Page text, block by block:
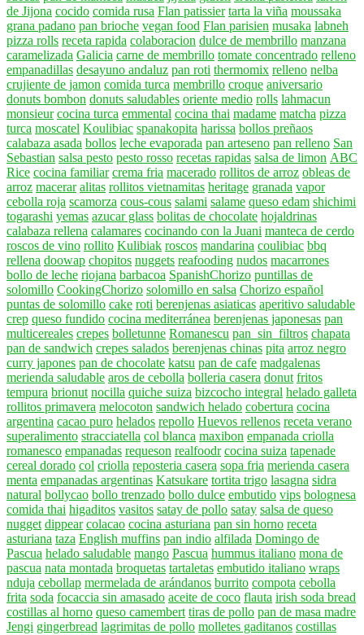
de Jijona cocido comida rusa Flan patissier tarta la viña moussaka
grana padano pan brioche vegan food Flan parisien musaka labneh
pizza rolls receta rapida colaboracion dulce de membrillo manzana
caramelizada Galicia carne de membrillo tomate concentrado relleno
empanadillas desayuno andaluz pan roti thermomix relleno nelba
crujiente de jamon comida turca membrillo croque aniversario
donuts bombon donuts saludables oriente medio rolls lahmacun
monsieur cocina turca emmental cocina thai madame matcha pizza
turca moscatel Koulibiac spanakopita harissa bollos preñaos
calabaza asada bollos leche evaporada pan arteseno pan relleno San
Sebastian salsa pesto pesto rosso recetas rapidas salsa de limon ABC
Rice cocina familiar crema fria macerado rollitos de arroz obleas de
arroz macerar alitas rollitos vietnamitas heritage granada vapor
cebolla roja scamorza cous-cous salami salame queso edam shichimi
togarashi yemas azucar glass bolitas de chocolate hojaldrinas
calabaza rellena calamares cocinando con la Juani manteca de cerdo
roscos de vino rollito Kulibiak roscos mandarina coulibiac bbq
rellena doowap chopitos nuggets reafooding nudos macarrones
bollo de leche riojana barbacoa SpanishChorizo puntillas de
solomillo CookingChorizo solomillo en salsa Chorizo español
puntas de solomillo cake roti berenjenas asiaticas aperitivo saludable
crep queso fundido cocina mediterránea berenjenas japonesas pan
multicereales crepes bolletunne Romanescu pan_sin_filtros chapata
pan de sandwich crepes salados berenjenas chinas pita arroz negro
curry japones pan de chocolate katsu pan de cafe madgalenas
merienda saludable aros de cebolla bolleria casera donut fritos
tempura brionut nocilla quiche suiza bizcocho integral helado galleta
rollitos primavera melocoton sandwich helado cobertura cocina
argentina cacao puro helados repollo Huevos rellenos receta verano
superalimento stracciatella col blanca maxibon empanada criolla
romanesco empanadas requeson realfoodr cocina suiza tapenade
cereal dorado col criolla reposteria casera sopa fria merienda casera
menta empanadas argentinas Katsukare tortita trigo lasagna sidra
natural bollycao bollo trenzado bollo dulce embutido vips bolognesa
comida thai higaditos vasitos satay de pollo satay salsa de queso
nugget dippear colacao cocina asturiana pan sin horno receta
asturiana taza English muffins pan indio alfilada Domingo de
Pascua helado saludable mango Pascua hummus italiano mona de
pascua nata montada broquetas tartaletas embutido italiano wraps
nduja cebollap mermelada de arándanos burrito compota cebolla
frita soda focaccia sin amasado aceite de coco flauta irish soda bread
costillas al horno queso camembert tiras de pollo pan de masa madre
Jengi gingerbread lagrimitas de pollo molletes gaditanos costillas